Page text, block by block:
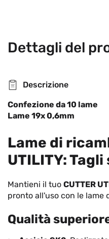
Dettagli del
Descrizione
Confezione da 10 lame
Lame 19x 0,6mm
Lame di
UTILITY:
Mantieni il tuo CUTTER
pronto all'uso con le lame
Qualità